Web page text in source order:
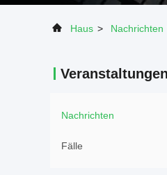
Haus > Nachrichten
Veranstaltungen
Nachrichten
Fälle